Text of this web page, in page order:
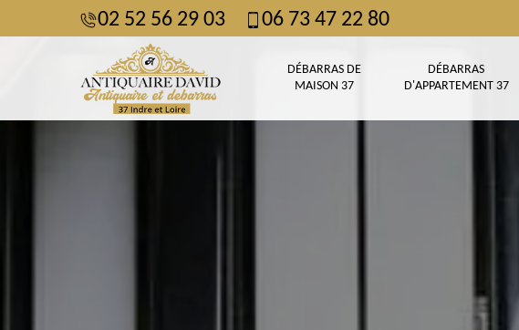
02 52 56 29 03 06 73 47 22 80
DÉBARRAS DE
MAISON 37
DÉBARRAS
D'APPARTEMENT 37